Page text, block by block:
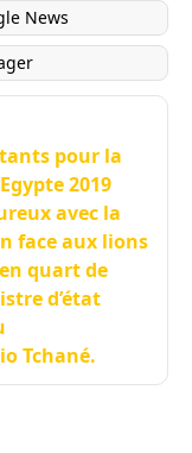
News
pour la
2019
avec la
face aux lions
quart de
d’état
Tchané.